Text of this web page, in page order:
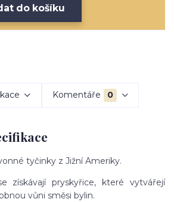
do košíku
Komentáře 0
tyčinky z Jižní Ameriky.
získávají pryskyřice, které vytvářejí
vůni směsi bylin.